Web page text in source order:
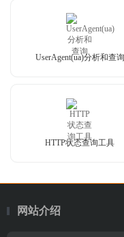
UserAgent(ua)分析和查询
HTTP状态查询工具
网站介绍